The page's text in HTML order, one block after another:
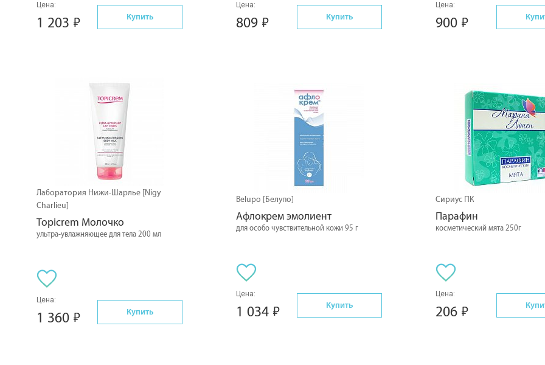
Цена:
1 203 Купить
Цена:
809 Купить
Цена:
900
Лаборатория Нижи-Шарлье [Nigy
Charlieu]
Topicrem Молочко
ультра-увлажняющее для тела 200 мл
Цена:
1 360 Купить
Belupo [Белупо]
Афлокрем эмолиент
для особо чувствительной кожи 95 г
Цена:
1 034 Купить
Сириус ПК
Парафин
косметический мята 250г
Цена:
206